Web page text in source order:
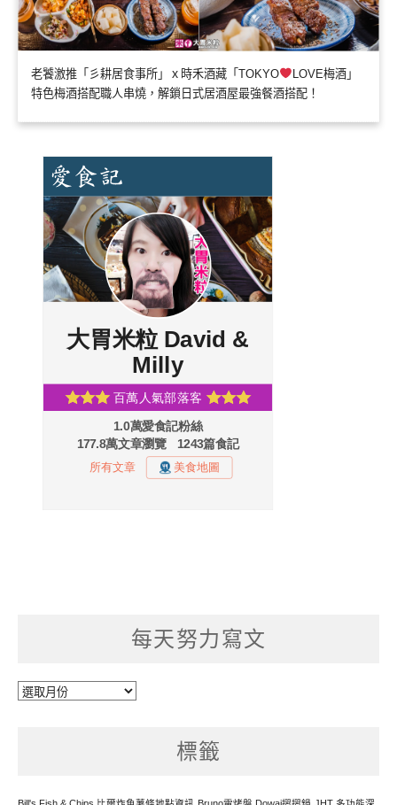
老饕激推「彡耕居食事所」ｘ時禾酒藏「TOKYO
LOVE梅酒」
特色梅酒搭配職人串燒，解鎖日式居酒屋最強餐酒搭配！
每天努力寫文
每
標籤